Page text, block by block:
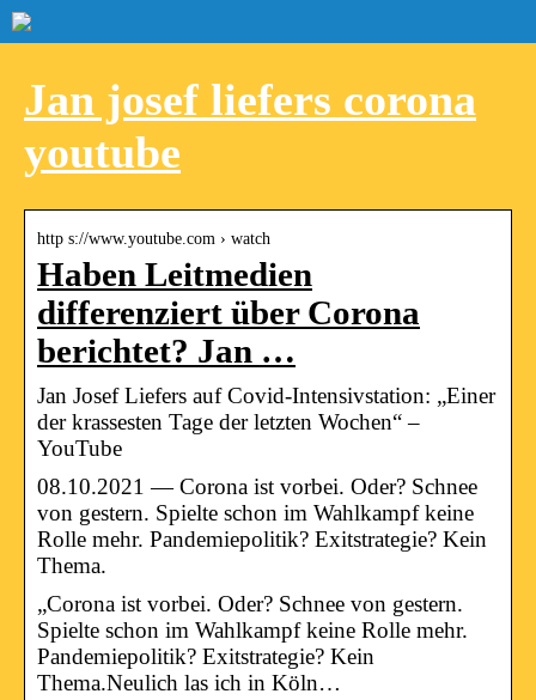
Jan josef liefers corona
youtube
http s://www.youtube.com › watch
Haben Leitmedien
differenziert über Corona
berichtet? Jan …
Jan Josef Liefers auf Covid-Intensivstation: „Einer
der krassesten Tage der letzten Wochen“ –
YouTube
08.10.2021 — Corona ist vorbei. Oder? Schnee
von gestern. Spielte schon im Wahlkampf keine
Rolle mehr. Pandemiepolitik? Exitstrategie? Kein
Thema.
„Corona ist vorbei. Oder? Schnee von gestern.
Spielte schon im Wahlkampf keine Rolle mehr.
Pandemiepolitik? Exitstrategie? Kein
Thema.Neulich las ich in Köln…